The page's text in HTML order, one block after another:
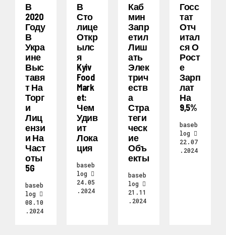
В
2020
Году
В
Укра
Ине
Выс
Тавя
Т На
Торг
И
Лиц
Ензи
И На
Част
Оты
5G
baseb
log
08.10
.2024
В
Сто
Лице
Откр
Ылс
Я
Kyiv
Food
Mark
Et:
Чем
Удив
Ит
Лока
Ция
baseb
log
24.05
.2024
Каб
Мин
Запр
Етил
Лиш
Ать
Элек
Трич
Еств
А
Стра
Теги
Ческ
Ие
Объ
Екты
baseb
log
21.11
.2024
Госс
Тат
Отч
Итал
Ся О
Рост
Е
Зарп
Лат
На
9,5%
baseb
log
22.07
.2024